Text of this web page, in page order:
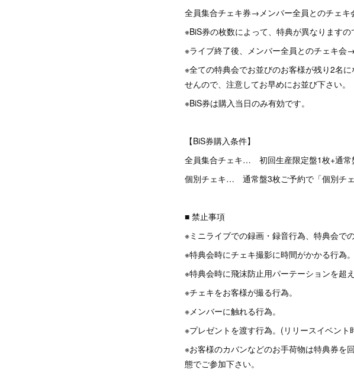
全員集合チェキ券→メンバー全員とのチェキ
※BiS券の枚数によって、特典が異なりますの
※ライブ終了後、メンバー全員とのチェキ会
※全ての特典会でお並びのお客様が残り2名
せんので、注意してお早めにお並び下さい。
※BiS券は購入当日のみ有効です。
【BiS券購入条件】
全員集合チェキ… 初回生産限定盤1枚+通常
個別チェキ… 通常盤3枚ご予約で「個別チ
■ 禁止事項
※ミニライブでの録画・録音行為、特典会で
※特典会時にチェキ撮影に時間がかかる行為。
※特典会時に飛沫防止用パーテーションを超え
※チェキをお客様が撮る行為。
※メンバーに触れる行為。
※プレゼントを渡す行為。(リリースイベン
※お客様のカバンなどのお手荷物は特典券を
態でご参加下さい。